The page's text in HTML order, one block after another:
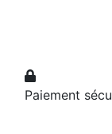
Paiement